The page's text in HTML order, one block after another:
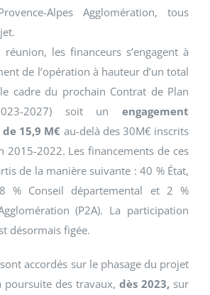
Alpes Agglomération, tous
réunion, les financeurs s’engagent à
de l’opération à hauteur d’un total
cadre du prochain Contrat de Plan
2027) soit un engagement
15,9 M€ au-delà des 30M€ inscrits
2015-2022. Les financements de ces
de la manière suivante : 40 % État,
% Conseil départemental et 2 %
(P2A). La participation
désormais figée.
accordés sur le phasage du projet
des travaux, dès 2023, sur